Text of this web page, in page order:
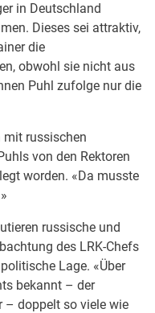
in Deutschland
Dieses sei attraktiv,
die
obwohl sie nicht aus
Puhl zufolge nur die
russischen
von den Rektoren
worden. «Da musste
russische und
des LRK-Chefs
Lage. «Über
bekannt – der
– doppelt so viele wie